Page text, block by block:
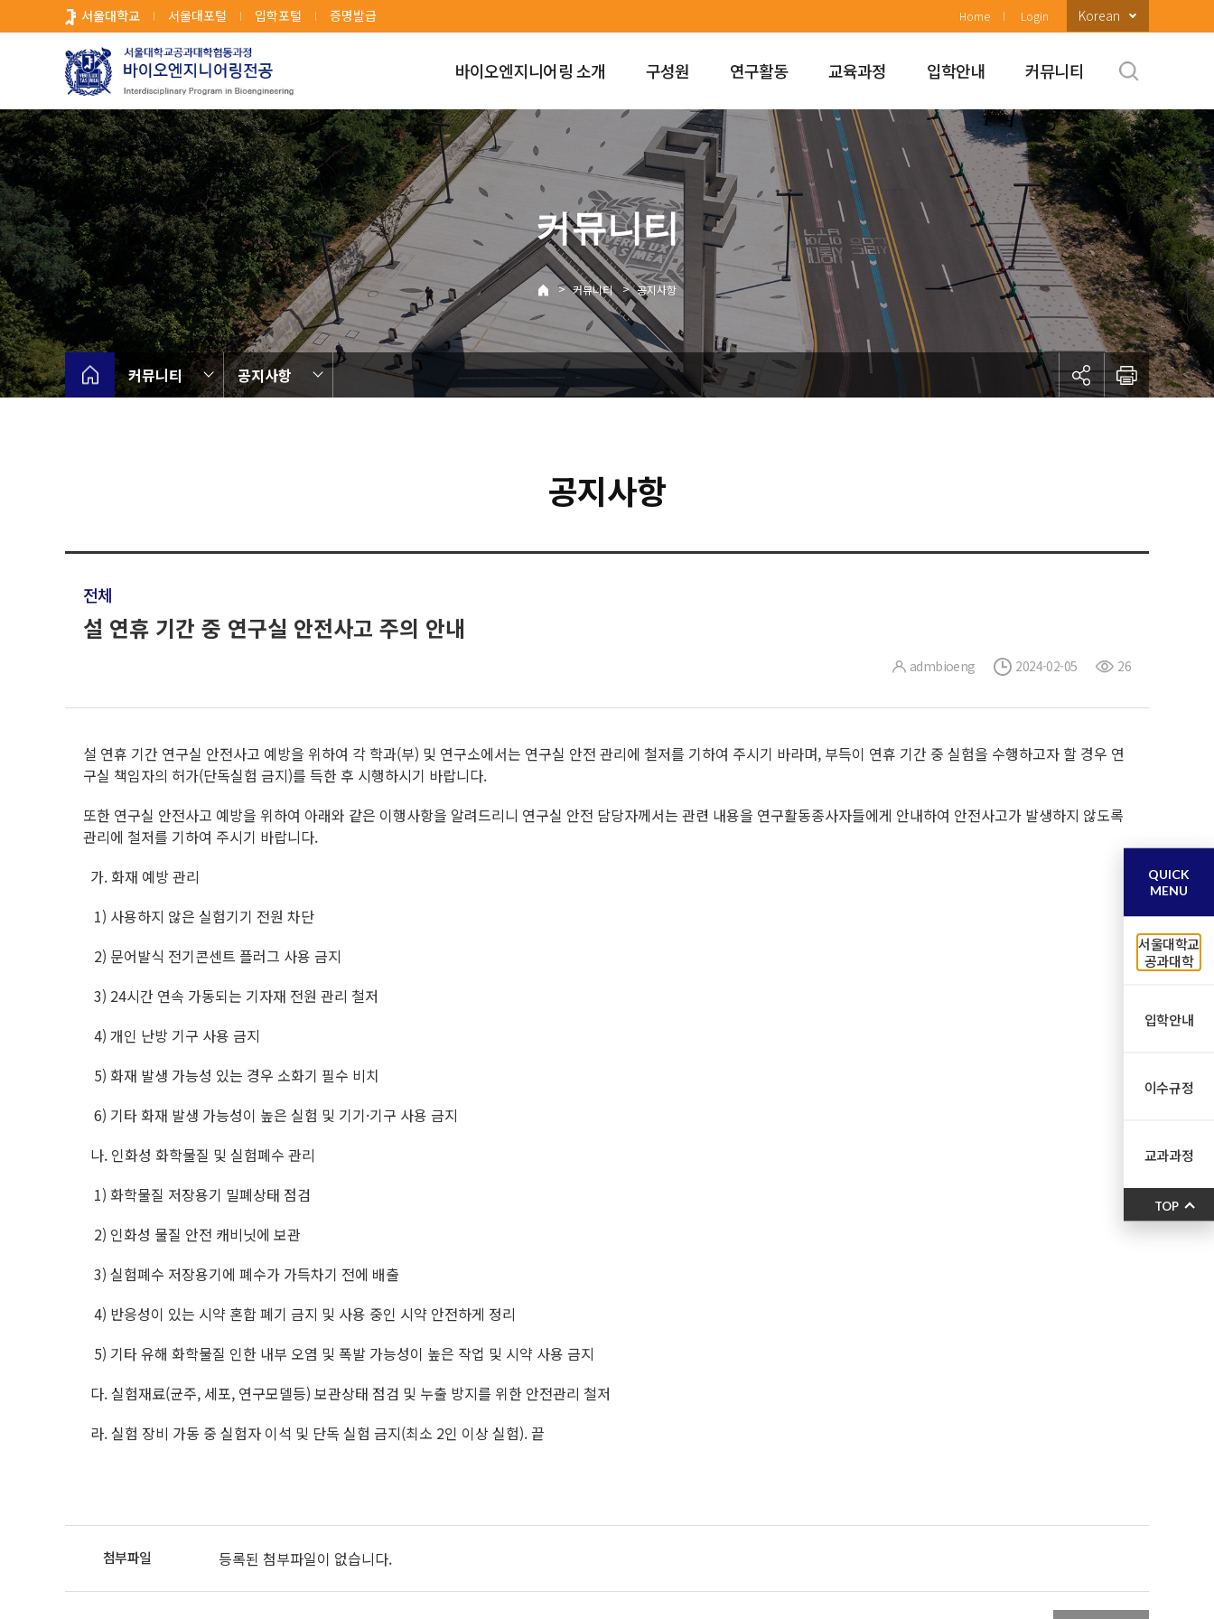
로
뉴
서울대학교 서울대포털 입학포털 증명발급 Home Login Korean
바이오엔지니어링 소개 구성원 연구활동 교육과정 입학안내 커뮤니티
커뮤니티
> 커뮤니티 > 공지사항
커뮤니티 공지사항
공지사항
전체
설 연휴 기간 중 연구실 안전사고 주의 안내
admbioeng 2024-02-05 26
설 연휴 기간 연구실 안전사고 예방을 위하여 각 학과(부) 및 연구소에서는 연구실 안전 관리에 철저를 기하여 주시기 바라며, 부득이 연휴 기간 중 실험을 수행하고자 할 경우 연
구실 책임자의 허가(단독실험 금지)를 득한 후 시행하시기 바랍니다.
또한 연구실 안전사고 예방을 위하여 아래와 같은 이행사항을 알려드리니 연구실 안전 담당자께서는 관련 내용을 연구활동종사자들에게 안내하여 안전사고가 발생하지 않도록
관리에 철저를 기하여 주시기 바랍니다.
가. 화재 예방 관리
1) 사용하지 않은 실험기기 전원 차단
2) 문어발식 전기콘센트 플러그 사용 금지
3) 24시간 연속 가동되는 기자재 전원 관리 철저
4) 개인 난방 기구 사용 금지
5) 화재 발생 가능성 있는 경우 소화기 필수 비치
6) 기타 화재 발생 가능성이 높은 실험 및 기기·기구 사용 금지
나. 인화성 화학물질 및 실험폐수 관리
1) 화학물질 저장용기 밀폐상태 점검
2) 인화성 물질 안전 캐비닛에 보관
3) 실험폐수 저장용기에 폐수가 가득차기 전에 배출
4) 반응성이 있는 시약 혼합 폐기 금지 및 사용 중인 시약 안전하게 정리
5) 기타 유해 화학물질 인한 내부 오염 및 폭발 가능성이 높은 작업 및 시약 사용 금지
다. 실험재료(균주, 세포, 연구모델등) 보관상태 점검 및 누출 방지를 위한 안전관리 철저
라. 실험 장비 가동 중 실험자 이석 및 단독 실험 금지(최소 2인 이상 실험). 끝
등록된 첨부파일이 없습니다.
QUICK
MENU
서울대학교
공과대학
입학안내
이수규정
교과과정
TOP